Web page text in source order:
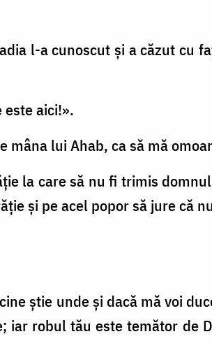
l-a cunoscut şi a căzut cu
aici!».
mâna lui Ahab, ca să mă
la care să nu fi trimis
şi pe acel popor să jure că
ştie unde şi dacă mă voi
iar robul tău este temător de